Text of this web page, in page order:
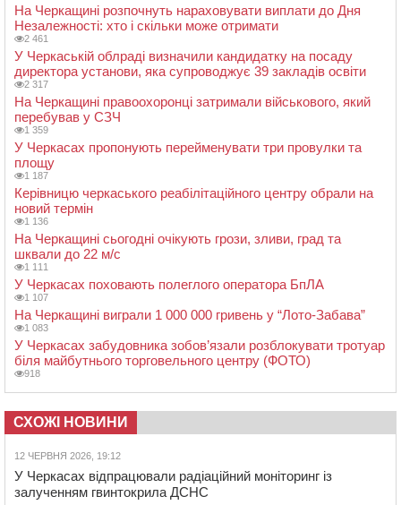
На Черкащині розпочнуть нараховувати виплати до Дня
Незалежності: хто і скільки може отримати
2 461
У Черкаській облраді визначили кандидатку на посаду
директора установи, яка супроводжує 39 закладів освіти
2 317
На Черкащині правоохоронці затримали військового, який
перебував у СЗЧ
1 359
У Черкасах пропонують перейменувати три провулки та
площу
1 187
Керівницю черкаського реабілітаційного центру обрали на
новий термін
1 136
На Черкащині сьогодні очікують грози, зливи, град та
шквали до 22 м/с
1 111
У Черкасах поховають полеглого оператора БпЛА
1 107
На Черкащині виграли 1 000 000 гривень у “Лото-Забава”
1 083
У Черкасах забудовника зобов’язали розблокувати тротуар
біля майбутнього торговельного центру (ФОТО)
918
СХОЖІ НОВИНИ
12 ЧЕРВНЯ 2026, 19:12
У Черкасах відпрацювали радіаційний моніторинг із
залученням гвинтокрила ДСНС